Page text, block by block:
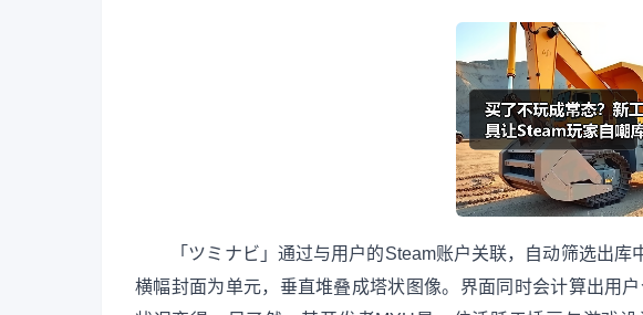
「ツミナビ」通过与用户的Steam账户关联，自动筛选出库
横幅封面为单元，垂直堆叠成塔状图像。界面同时会计算出用户